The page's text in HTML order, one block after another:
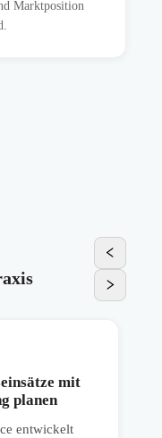
Marktposition
mit
planen
entwickelt